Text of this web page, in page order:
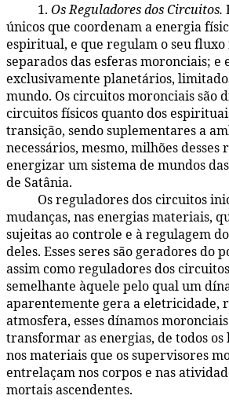
1. Os Reguladores dos Circuitos.
únicos que coordenam a energia
espiritual, e que regulam o seu fluxo
separados das esferas moronciais; e
exclusivamente planetários,
mundo. Os circuitos moronciais são
circuitos físicos quanto dos
transição, sendo suplementares a
necessários, mesmo, milhões
energizar um sistema de mundos
de Satânia.
Os reguladores dos circuitos
mudanças, nas energias materiais,
sujeitas ao controle e à regulagem
deles. Esses seres são geradores do
assim como reguladores dos
semelhante àquele pelo qual um
aparentemente gera a eletricidade,
atmosfera, esses dínamos
transformar as energias, de todos os
nos materiais que os supervisores
entrelaçam nos corpos e nas
mortais ascendentes.